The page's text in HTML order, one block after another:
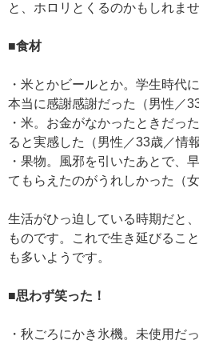
と、ホロリとくるのかもしれませ
■食材
・米とかビールとか。学生時代
本当に感謝感謝だった（男性／
・米。お金がなかったときだっ
ると実感した（男性／33歳／情報
・果物。風邪を引いたあとで、
てもらえたのがうれしかった（
生活がひっ迫している時期だと
ものです。これで生き延びるこ
も多いようです。
■思わず笑った！
・秋ごろにかき氷機。未使用だ